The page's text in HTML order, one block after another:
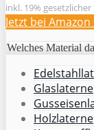
inkl. 19%
Jetzt bei
Welches Material
Glaslaterne
Holzlaterne